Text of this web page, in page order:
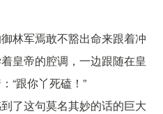
林军焉敢不豁出命来跟着冲
皇帝的腔调，一边跟随在皇
“跟你丫死磕！”
了这句莫名其妙的话的巨大